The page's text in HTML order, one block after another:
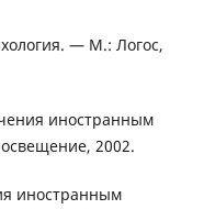
— М.: Логос,
иностранным
2002.
иностранным